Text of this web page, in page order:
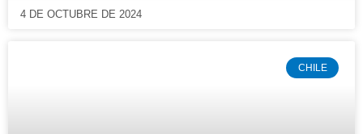
4 DE OCTUBRE DE 2024
CHILE